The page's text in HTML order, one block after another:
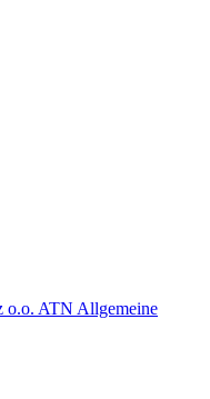
o.o. ATN Allgemeine